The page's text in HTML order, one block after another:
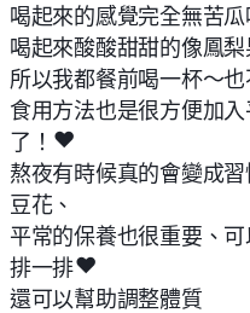
喝起來的感覺完全無苦
喝起來酸酸甜甜的像鳳
所以我都餐前喝一杯～
食用方法也是很方便加
了！ ❤
熬夜有時候真的會變成習
豆花、
平常的保養也很重要、
排一排❤
還可以幫助調整體質